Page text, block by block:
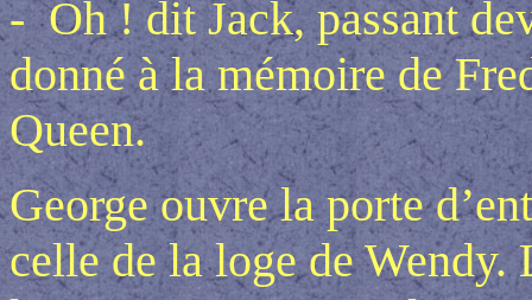
- Oh ! dit Jack, passant
donné à la mémoire de
Queen.
George ouvre la porte
celle de la loge de Wendy.